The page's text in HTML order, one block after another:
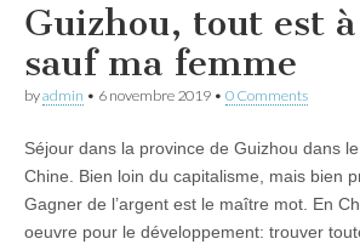
Guizhou, tout est
sauf ma femme
byadmin • 6 novembre 2019 • 0 Comments
Séjour dans la province de Guizhou dans
Chine. Bien loin du capitalisme, mais bien
Gagner de l’argent est le maître mot. En
oeuvre pour le développement: trouver